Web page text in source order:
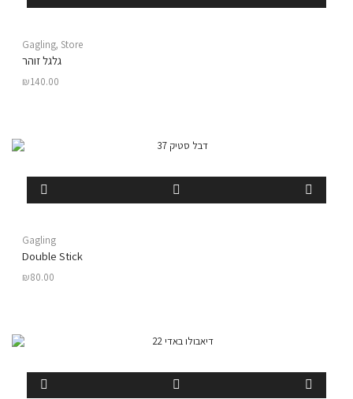
Gagling, Store
גלגל זוהר
₪140.00
Gagling
Double Stick
₪80.00